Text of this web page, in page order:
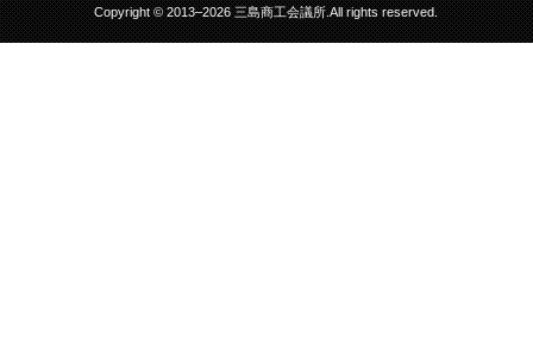
Copyright © 2013–2026 三島商工会議所.All rights reserved.